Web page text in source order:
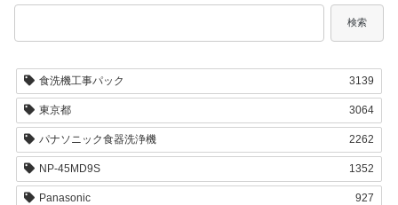
検索
食洗機工事パック 3139
東京都 3064
パナソニック食器洗浄機 2262
NP-45MD9S 1352
Panasonic 927